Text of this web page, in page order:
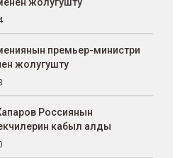
премьер-министри
жолугушту
Россиянын
кабыл алды